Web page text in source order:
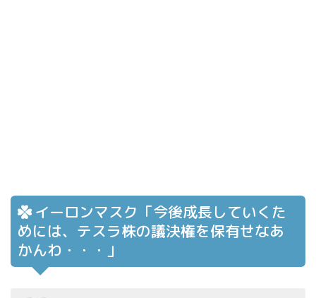
イーロンマスク「今後成長していくた
めには、テスラ株の議決権を保有せなあ
かんわ・・・」